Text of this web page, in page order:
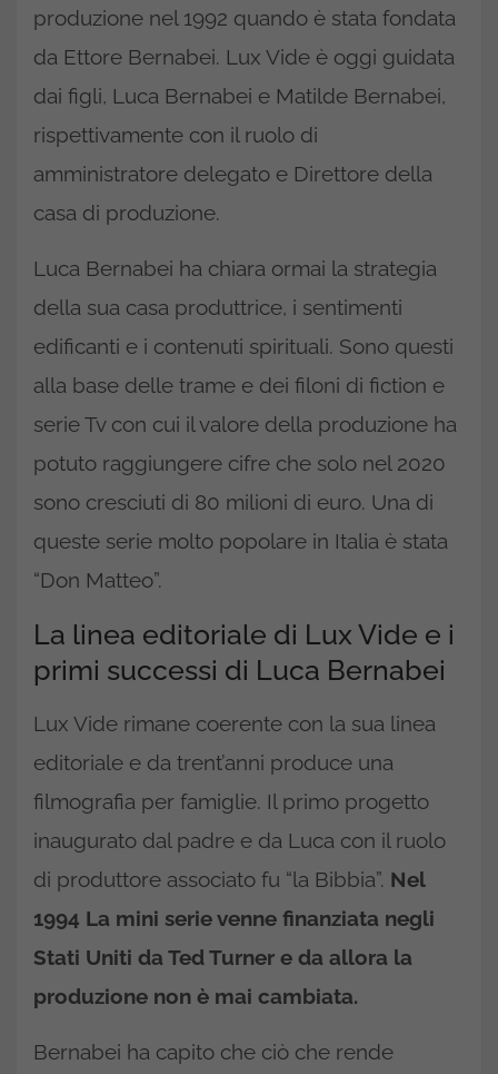
produzione nel 1992 quando è stata fondata
da Ettore Bernabei. Lux Vide è oggi guidata
dai figli, Luca Bernabei e Matilde Bernabei,
rispettivamente con il ruolo di
amministratore delegato e Direttore della
casa di produzione.
Luca Bernabei ha chiara ormai la strategia
della sua casa produttrice, i sentimenti
edificanti e i contenuti spirituali. Sono questi
alla base delle trame e dei filoni di fiction e
serie Tv con cui il valore della produzione ha
potuto raggiungere cifre che solo nel 2020
sono cresciuti di 80 milioni di euro. Una di
queste serie molto popolare in Italia è stata
“Don Matteo”.
La linea editoriale di Lux Vide e i
primi successi di Luca Bernabei
Lux Vide rimane coerente con la sua linea
editoriale e da trent’anni produce una
filmografia per famiglie. Il primo progetto
inaugurato dal padre e da Luca con il ruolo
di produttore associato fu “la Bibbia”. Nel
1994 La mini serie venne finanziata negli
Stati Uniti da Ted Turner e da allora la
produzione non è mai cambiata.
Bernabei ha capito che ciò che rende